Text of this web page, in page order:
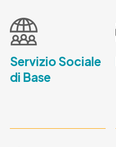
Servizio Sociale
di Base